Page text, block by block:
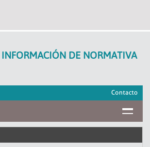
INFORMACIÓN DE NORMATIVA
Contacto